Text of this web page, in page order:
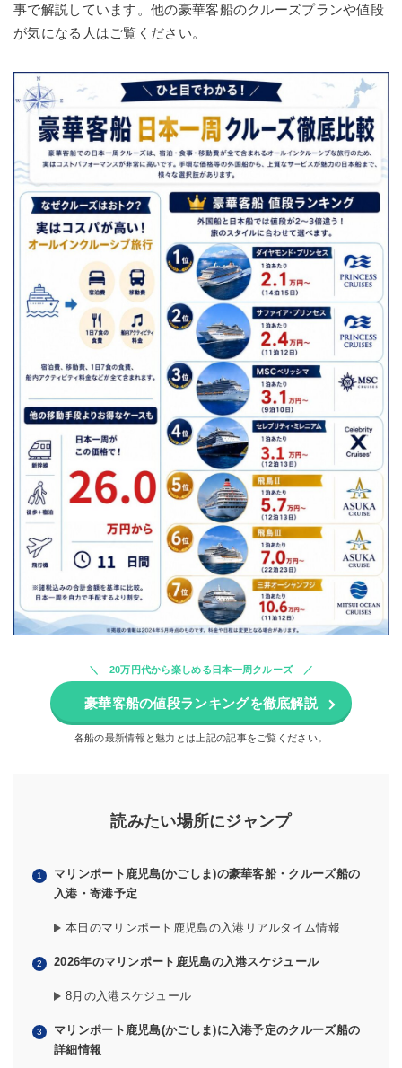
事で解説しています。他の豪華客船のクルーズプランや値段
が気になる人はご覧ください。
20万円代から楽しめる日本一周クルーズ
豪華客船の値段ランキングを徹底解説
各船の最新情報と魅力とは上記の記事をご覧ください。
読みたい場所にジャンプ
マリンポート鹿児島(かごしま)の豪華客船・クルーズ船の
入港・寄港予定
本日のマリンポート鹿児島の入港リアルタイム情報
2026年のマリンポート鹿児島の入港スケジュール
8月の入港スケジュール
マリンポート鹿児島(かごしま)に入港予定のクルーズ船の
詳細情報